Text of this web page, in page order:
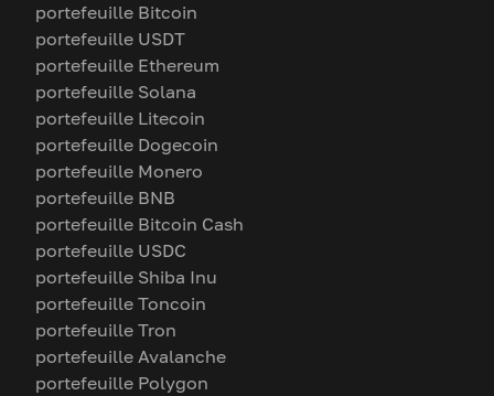
portefeuille Bitcoin
portefeuille USDT
portefeuille Ethereum
portefeuille Solana
portefeuille Litecoin
portefeuille Dogecoin
portefeuille Monero
portefeuille BNB
portefeuille Bitcoin Cash
portefeuille USDC
portefeuille Shiba Inu
portefeuille Toncoin
portefeuille Tron
portefeuille Avalanche
portefeuille Polygon